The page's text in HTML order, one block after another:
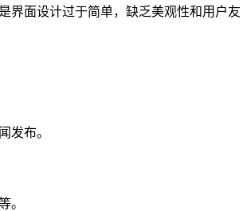
界面设计过于简单，缺乏美观性和用户友
发布。
。